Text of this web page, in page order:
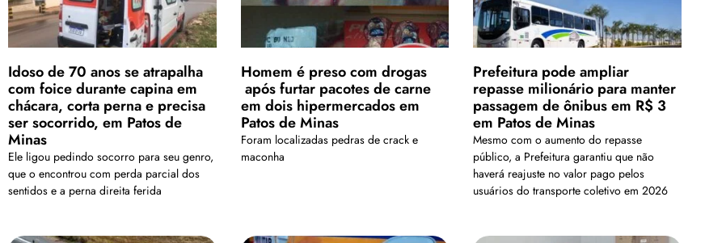
Idoso de 70 anos se atrapalha
com foice durante capina em
chácara, corta perna e precisa
ser socorrido, em Patos de
Minas
Ele ligou pedindo socorro para seu genro,
que o encontrou com perda parcial dos
sentidos e a perna direita ferida
Homem é preso com drogas
após furtar pacotes de carne
em dois hipermercados em
Patos de Minas
Foram localizadas pedras de crack e
maconha
Prefeitura pode ampliar
repasse milionário para manter
passagem de ônibus em R$ 3
em Patos de Minas
Mesmo com o aumento do repasse
público, a Prefeitura garantiu que não
haverá reajuste no valor pago pelos
usuários do transporte coletivo em 2026